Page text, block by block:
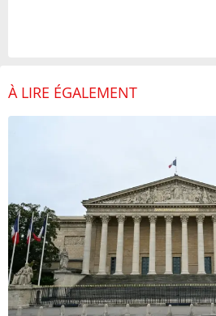
À LIRE ÉGALEMENT